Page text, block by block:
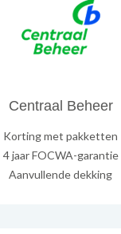
Centraal Beheer
Korting met pakketten
4 jaar FOCWA-garantie
Aanvullende dekking